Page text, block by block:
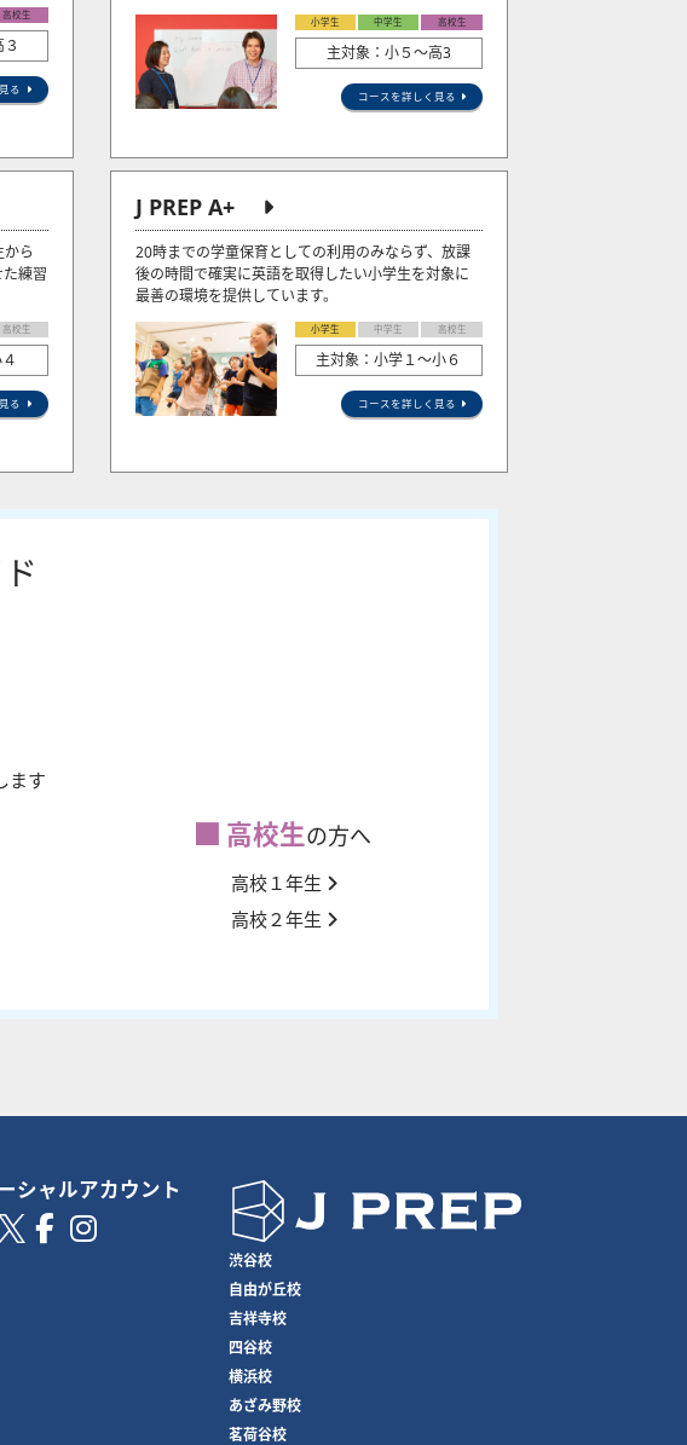
高校生
る
小学生 中学生 高校生
主対象：小５〜高3
コースを詳しく見る
から
練習
高校生
る
J PREP A+
20時までの学童保育としての利用のみならず、放課
後の時間で確実に英語を取得したい小学生を対象に
最善の環境を提供しています。
小学生 中学生 高校生
主対象：小学１～小６
コースを詳しく見る
ます
高校生の方へ
高校１年生
高校２年生
シャルアカウント
渋谷校
自由が丘校
吉祥寺校
四谷校
横浜校
あざみ野校
茗荷谷校